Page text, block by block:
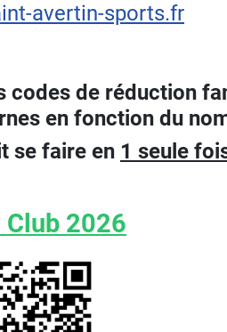
avertin-sports.fr
codes de réduction
en fonction du
se faire en 1 seule
2026